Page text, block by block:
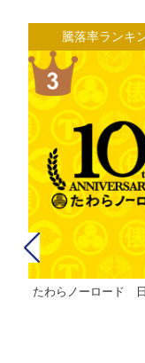
騰落率ランキ
たわらノーロード